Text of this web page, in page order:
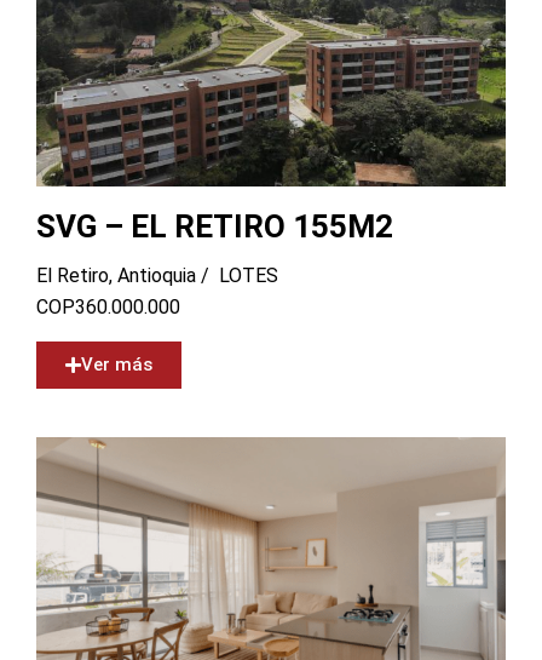
SVG – EL RETIRO 155M2
El Retiro, Antioquia / LOTES
COP360.000.000
Ver más